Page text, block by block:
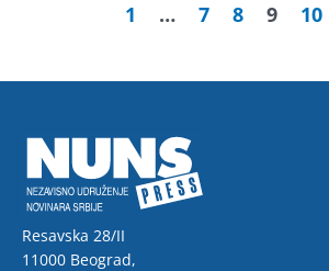
1 … 7 8 9 10
Resavska 28/II
11000 Beograd,